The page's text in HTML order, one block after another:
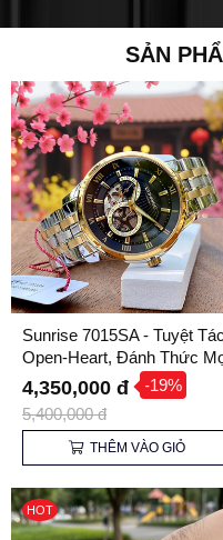
SẢN
Sunrise 7015SA - Tuyệt Tác
Open-Heart, Đánh Thức
Mắt Nhìn
4,350,000 đ -19%
5,400,000 đ
THÊM VÀO GIỎ
HOT